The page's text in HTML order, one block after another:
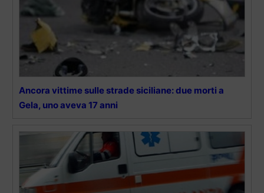
Ancora vittime sulle strade siciliane: due morti a
Gela, uno aveva 17 anni